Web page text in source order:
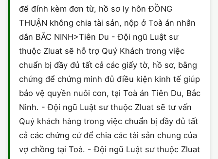
để đính kèm đơn từ, hồ sơ ly hôn ĐỒNG
THUẬN không chia tài sản, nộp ở Toà án nhân
dân BẮC NINH>Tiên Du - Đội ngũ Luật sư
thuộc Zluat sẽ hỗ trợ Quý Khách trong việc
chuẩn bị đầy đủ tất cả các giấy tờ, hồ sơ, bằng
chứng để chứng minh đủ điều kiện kinh tế giúp
bảo vệ quyền nuôi con, tại Toà án Tiên Du, Bắc
Ninh. - Đội ngũ Luật sư thuộc Zluat sẽ tư vấn
Quý khách hàng trong việc chuẩn bị đầy đủ tất
cả các chứng cứ để chia các tài sản chung của
vợ chồng tại Toà. - Đội ngũ Luật sư thuộc Zluat